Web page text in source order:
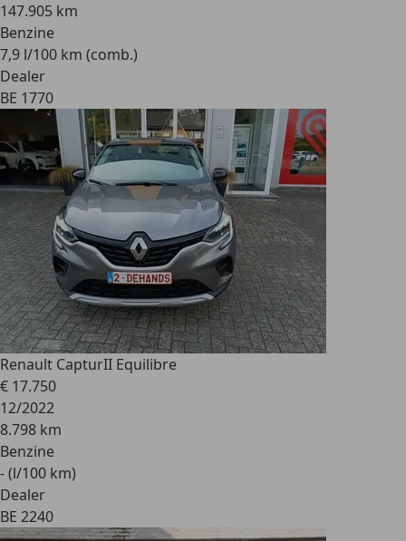
147.905 km
Benzine
7,9 l/100 km (comb.)
Dealer
BE 1770
Renault CapturII Equilibre
€ 17.750
12/2022
8.798 km
Benzine
- (l/100 km)
Dealer
BE 2240